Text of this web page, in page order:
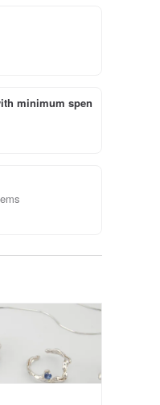
minimum spen